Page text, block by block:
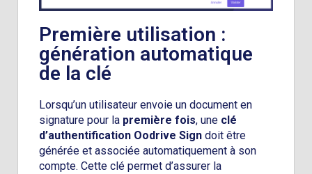
Première utilisation :
génération automatique
de la clé
Lorsqu’un utilisateur envoie un document en
signature pour la première fois, une clé
d’authentification Oodrive Sign doit être
générée et associée automatiquement à son
compte. Cette clé permet d’assurer la